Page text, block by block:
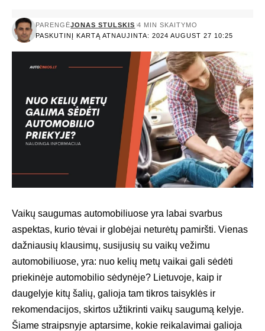
PASKUTINĮ KARTĄ ATNAUJINTA: 2024 AUGUST 27 10:25
PARENGĖJONAS STULSKIS 4 MIN SKAITYMO
Vaikų saugumas automobiliuose yra labai svarbus
aspektas, kurio tėvai ir globėjai neturėtų pamiršti. Vienas
dažniausių klausimų, susijusių su vaikų vežimu
automobiliuose, yra: nuo kelių metų vaikai gali sėdėti
priekinėje automobilio sėdynėje? Lietuvoje, kaip ir
daugelyje kitų šalių, galioja tam tikros taisyklės ir
rekomendacijos, skirtos užtikrinti vaikų saugumą kelyje.
Šiame straipsnyje aptarsime, kokie reikalavimai galioja